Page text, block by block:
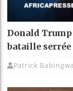
Donald
bataille serrée
Patrick Babingwa